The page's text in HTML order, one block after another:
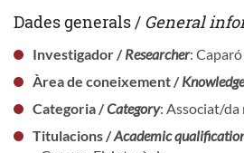
Dades generals / General
Investigador /Researcher:
Àrea de coneixement /
Categoria /Category: Associat/da
Titulacions /Academic